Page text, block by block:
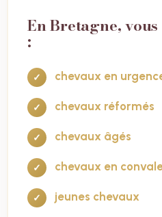
En Bretagne,
:
chevaux en
chevaux réformés
chevaux âgés
chevaux en
jeunes chevaux